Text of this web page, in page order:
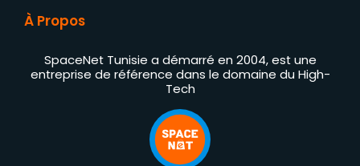
À Propos
SpaceNet Tunisie a démarré en 2004, est une
entreprise de référence dans le domaine du High-
Tech